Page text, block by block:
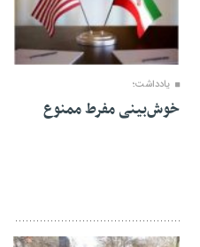
۲۷ فروردین ۱۴۰۴
یادداشت؛
خوش‌بینی مفرط ممنوع